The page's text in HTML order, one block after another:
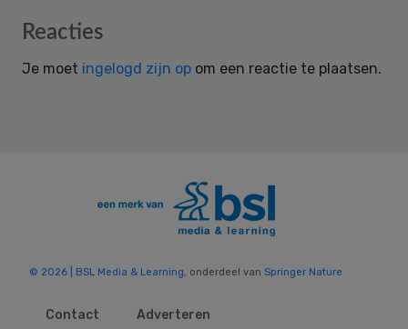
Reader
Reacties
Je moet ingelogd zijn op om een reactie te plaatsen.
© 2026 | BSL Media & Learning, onderdeel van Springer Nature
Contact Adverteren